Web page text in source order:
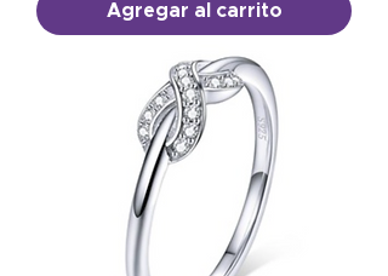
Agregar al carrito